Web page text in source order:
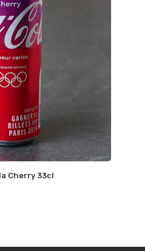
Cherry 33cl